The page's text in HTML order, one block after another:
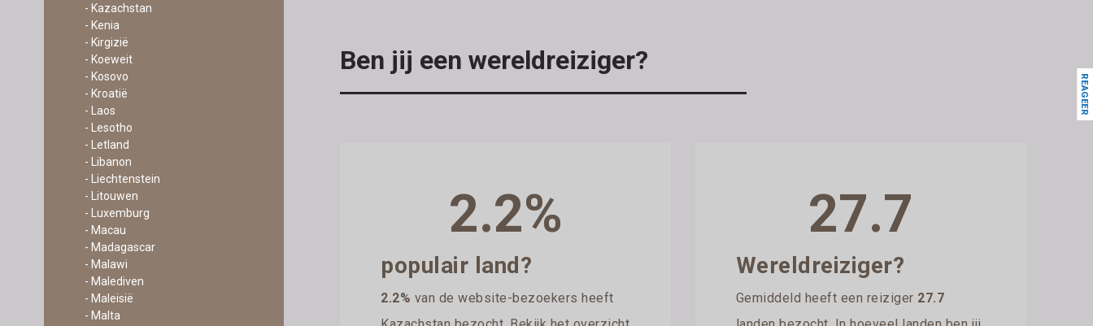
- Kazachstan
- Kenia
- Kirgizië
- Koeweit
- Kosovo
- Kroatië
- Laos
- Lesotho
- Letland
- Libanon
- Liechtenstein
- Litouwen
- Luxemburg
- Macau
- Madagascar
- Malawi
- Malediven
- Maleisië
- Malta
Ben jij een wereldreiziger?
2.2%
populair land?
2.2% van de website-bezoekers heeft
27.7
Wereldreiziger?
Gemiddeld heeft een reiziger 27.7
REAGEER